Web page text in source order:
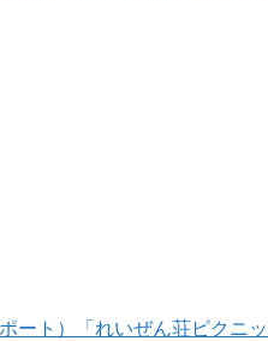
ート）「れいぜん荘ピクニ